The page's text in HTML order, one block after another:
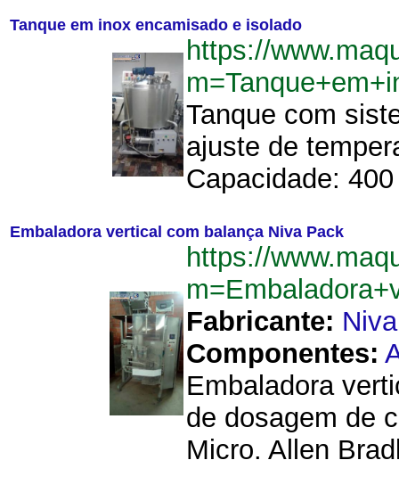
Tanque em inox encamisado e isolado
https://
Tanque com
ajuste de
Capacidade:
Embaladora vertical com balança Niva Pack
https://
Fabricante:
Componentes:
Embaladora
de dosagem de
Micro. Allen